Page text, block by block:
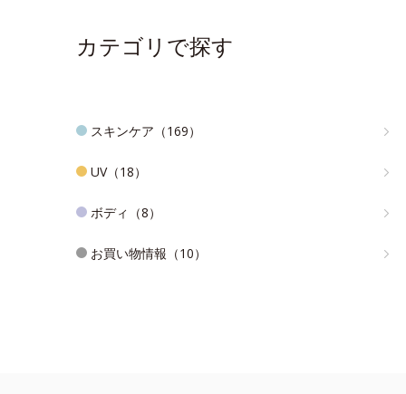
カテゴリで探す
スキンケア（169）
UV（18）
ボディ（8）
お買い物情報（10）